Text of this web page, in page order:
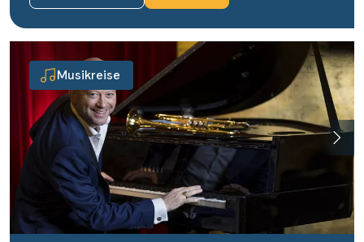
Musikreise